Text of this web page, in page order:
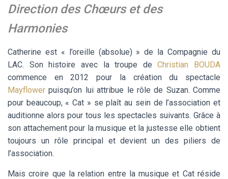
Direction des Chœurset des
Harmonies
Catherine est « l’oreille (absolue) » de la Compagnie du
LAC. Son histoire avec la troupe deChristian BOUDA
commence en 2012 pour la création du spectacle
Mayflowerpuisqu’on lui attribue le rôle de Suzan. Comme
pour beaucoup, « Cat » se plaît au sein de l’association et
auditionne alors pour tous les spectacles suivants. Grâce à
son attachement pour la musique et la justesse elle obtient
toujours un rôle principal et devient un des piliers de
l’association.
Mais croire que la relation entre la musique et Cat réside